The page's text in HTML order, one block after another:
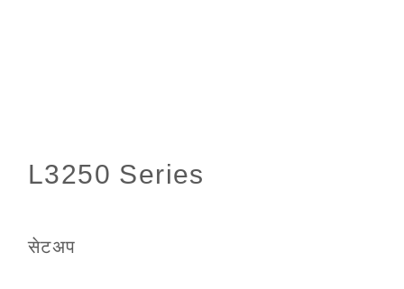
सेटअप